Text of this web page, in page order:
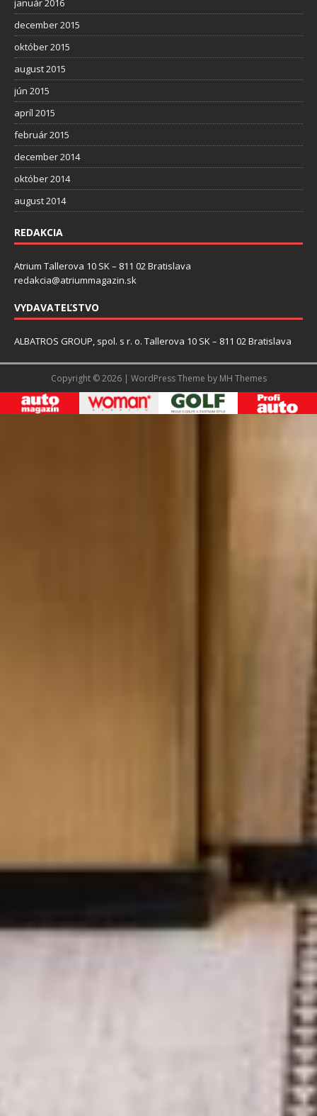
január 2016
december 2015
október 2015
august 2015
jún 2015
apríl 2015
február 2015
december 2014
október 2014
august 2014
REDAKCIA
Atrium Tallerova 10 SK – 811 02 Bratislava
redakcia@atriummagazin.sk
VYDAVATEĽSTVO
ALBATROS GROUP, spol. s r. o. Tallerova 10 SK – 811 02 Bratislava
Copyright © 2026 | WordPress Theme by MH Themes